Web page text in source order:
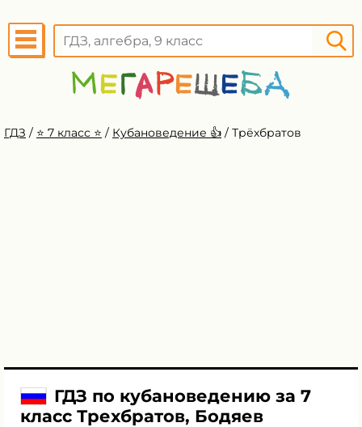
ГДЗ / ⭐️ 7 класс ⭐️ / Кубановедение 👍 / Трёхбратов
ГДЗ по кубановедению за 7
класс Трехбратов, Бодяев